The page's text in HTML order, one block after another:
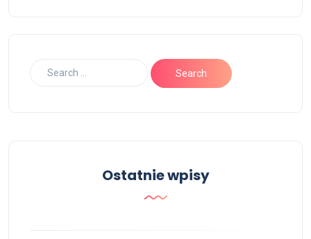
Ostatnie wpisy